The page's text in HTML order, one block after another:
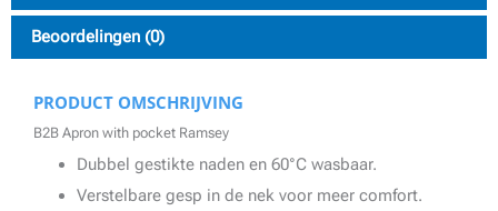
Beoordelingen (0)
PRODUCT OMSCHRIJVING
B2B Apron with pocket Ramsey
Dubbel gestikte naden en 60°C wasbaar.
Verstelbare gesp in de nek voor meer comfort.